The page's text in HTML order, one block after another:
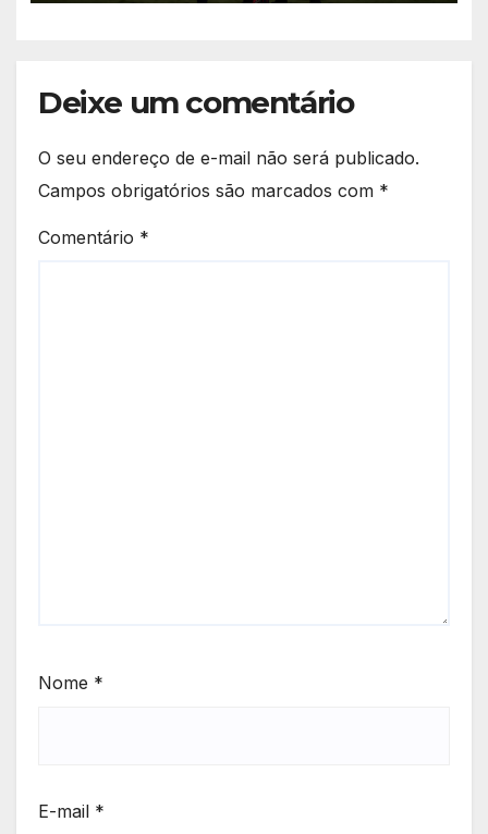
Deixe um comentário
O seu endereço de e-mail não será publicado.
Campos obrigatórios são marcados com *
Comentário *
Nome *
E-mail *